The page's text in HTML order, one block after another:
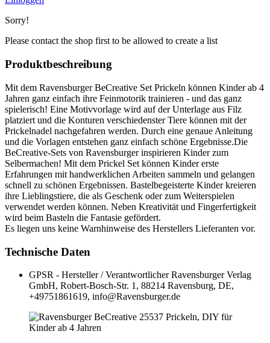
Sorry!
Please contact the shop first to be allowed to create a list
Produktbeschreibung
Mit dem Ravensburger BeCreative Set Prickeln können Kinder ab 4
Jahren ganz einfach ihre Feinmotorik trainieren - und das ganz
spielerisch! Eine Motivvorlage wird auf der Unterlage aus Filz
platziert und die Konturen verschiedenster Tiere können mit der
Prickelnadel nachgefahren werden. Durch eine genaue Anleitung
und die Vorlagen entstehen ganz einfach schöne Ergebnisse.Die
BeCreative-Sets von Ravensburger inspirieren Kinder zum
Selbermachen! Mit dem Prickel Set können Kinder erste
Erfahrungen mit handwerklichen Arbeiten sammeln und gelangen
schnell zu schönen Ergebnissen. Bastelbegeisterte Kinder kreieren
ihre Lieblingstiere, die als Geschenk oder zum Weiterspielen
verwendet werden können. Neben Kreativität und Fingerfertigkeit
wird beim Basteln die Fantasie gefördert.
Es liegen uns keine Warnhinweise des Herstellers Lieferanten vor.
Technische Daten
GPSR - Hersteller / Verantwortlicher Ravensburger Verlag
GmbH, Robert-Bosch-Str. 1, 88214 Ravensburg, DE,
+49751861619, info@Ravensburger.de